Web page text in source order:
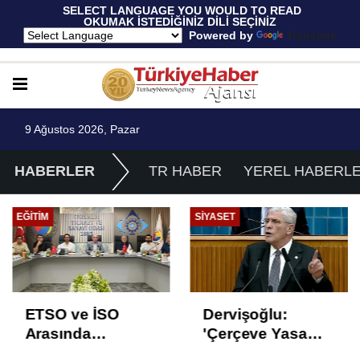
SELECT LANGUAGE YOU WOULD TO READ
OKUMAK İSTEDİĞİNİZ DİLİ SEÇİNİZ
Powered by
Translate
9 Ağustos 2026, Pazar
HABERLER TR HABER YEREL
EĞITIM
ETSO ve İSO
Arasında
SIYASET
Dervişoğlu:
'Çerçeve Yasa